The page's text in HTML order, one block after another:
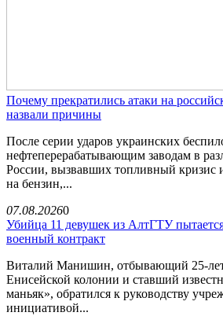
Почему прекратились атаки на
назвали причины
После серии ударов украинских
нефтеперерабатывающим заводам в
России, вызвавших топливный кризис
на бензин,...
07.08.20260
Убийца 11 девушек из АлтГТУ
военный контракт
Виталий Манишин, отбывающий 25-
Енисейской колонии и ставший
маньяк», обратился к руководству
инициативой...